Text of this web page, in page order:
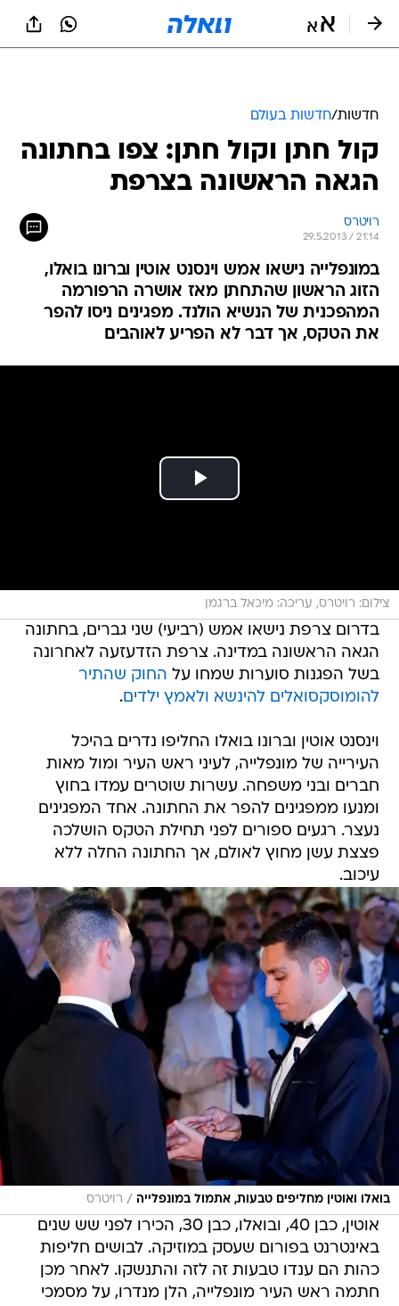
חדשות/חדשות בעולם
קול חתן וקול חתן: צפו בחתונה
הגאה הראשונה בצרפת
רויטרס
29.5.2013 / 21:14
במונפלייה נישאו אמש וינסנט אוטין וברונו בואלו,
הזוג הראשון שהתחתן מאז אושרה הרפורמה
המהפכנית של הנשיא הולנד. מפגינים ניסו להפר
את הטקס, אך דבר לא הפריע לאוהבים
צילום: רויטרס, עריכה: מיכאל ברגמן
בדרום צרפת נישאו אמש (רביעי) שני גברים, בחתונה
הגאה הראשונה במדינה. צרפת הזדעזעה לאחרונה
בשל הפגנות סוערות שמחו על החוק שהתיר
להומוסקסואלים להינשא ולאמץ ילדים.
וינסנט אוטין וברונו בואלו החליפו נדרים בהיכל
העירייה של מונפלייה, לעיני ראש העיר ומול מאות
חברים ובני משפחה. עשרות שוטרים עמדו בחוץ
ומנעו ממפגינים להפר את החתונה. אחד המפגינים
נעצר. רגעים ספורים לפני תחילת הטקס הושלכה
פצצת עשן מחוץ לאולם, אך החתונה החלה ללא
עיכוב.
בואלו ואוטין מחליפים טבעות, אתמול במונפלייה / רויטרס
אוטין, כבן 40, ובואלו, כבן 30, הכירו לפני שש שנים
באינטרנט בפורום שעסק במוזיקה. לבושים חליפות
כהות הם ענדו טבעות זה לזה והתנשקו. לאחר מכן
חתמה ראש העיר מונפלייה, הלן מנדרו, על מסמכי